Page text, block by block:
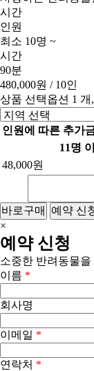
시간
인원
최소 10명 ~
시간
90분
480,000원 / 10인
상품 선택옵션 1 개
인원에 따른 추가
11명
48,000원
바로구매 예약 신
×
예약 신청
소중한 반려동물
이름 *
회사명
이메일 *
연락처 *